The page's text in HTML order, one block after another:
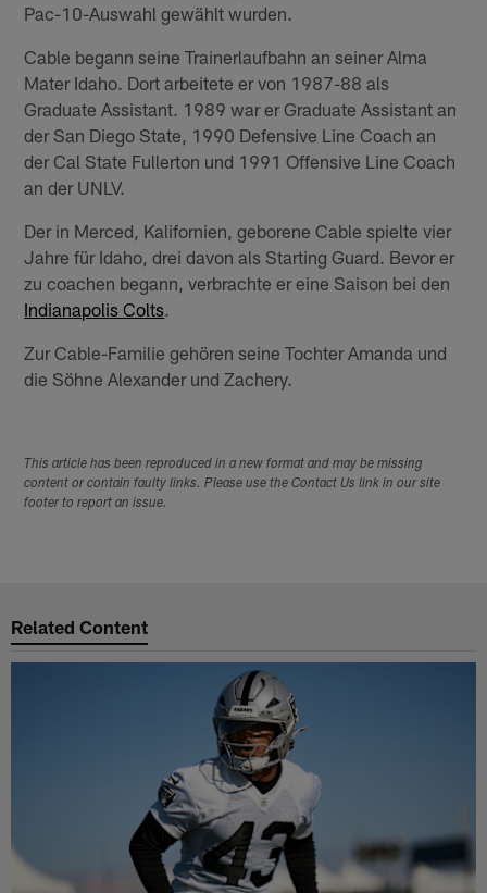
Pac-10-Auswahl gewählt wurden.
Cable begann seine Trainerlaufbahn an seiner Alma
Mater Idaho. Dort arbeitete er von 1987-88 als
Graduate Assistant. 1989 war er Graduate Assistant an
der San Diego State, 1990 Defensive Line Coach an
der Cal State Fullerton und 1991 Offensive Line Coach
an der UNLV.
Der in Merced, Kalifornien, geborene Cable spielte vier
Jahre für Idaho, drei davon als Starting Guard. Bevor er
zu coachen begann, verbrachte er eine Saison bei den
Indianapolis Colts.
Zur Cable-Familie gehören seine Tochter Amanda und
die Söhne Alexander und Zachery.
This article has been reproduced in a new format and may be missing
content or contain faulty links. Please use the Contact Us link in our site
footer to report an issue.
Related Content